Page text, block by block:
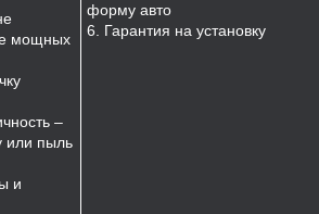
мощных
–
или пыль
и
форму авто
6. Гарантия на установку